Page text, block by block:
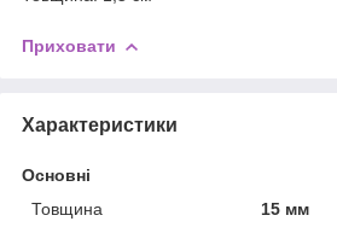
Приховати
Характеристики
Основні
Товщина
15 мм